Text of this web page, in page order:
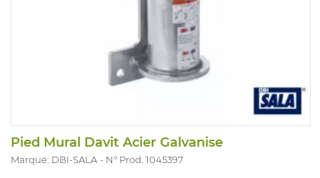
Pied Mural Davit Acier Galvanise
Marque: DBI-SALA N° Prod. 1045397